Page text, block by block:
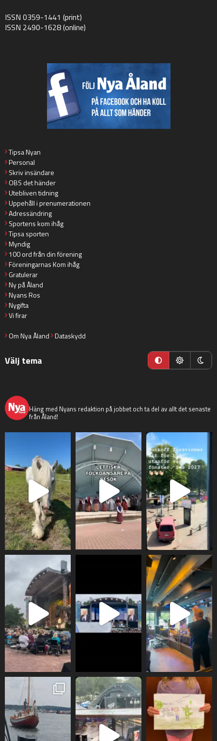
ISSN 0359-1441 (print)
ISSN 2490-1628 (online)
Tipsa Nyan
Personal
Skriv insändare
OBS det händer
Utebliven tidning
Uppehåll i prenumerationen
Adressändring
Sportens kom ihåg
Tipsa sporten
Myndig
100 ord från din förening
Föreningarnas Kom ihåg
Gratulerar
Ny på Åland
Nyans Ros
Nygifta
Vi firar
Om Nya Åland Dataskydd
Välj tema
Häng med Nyans redaktion på jobbet och ta del av allt det senaste
från Åland!